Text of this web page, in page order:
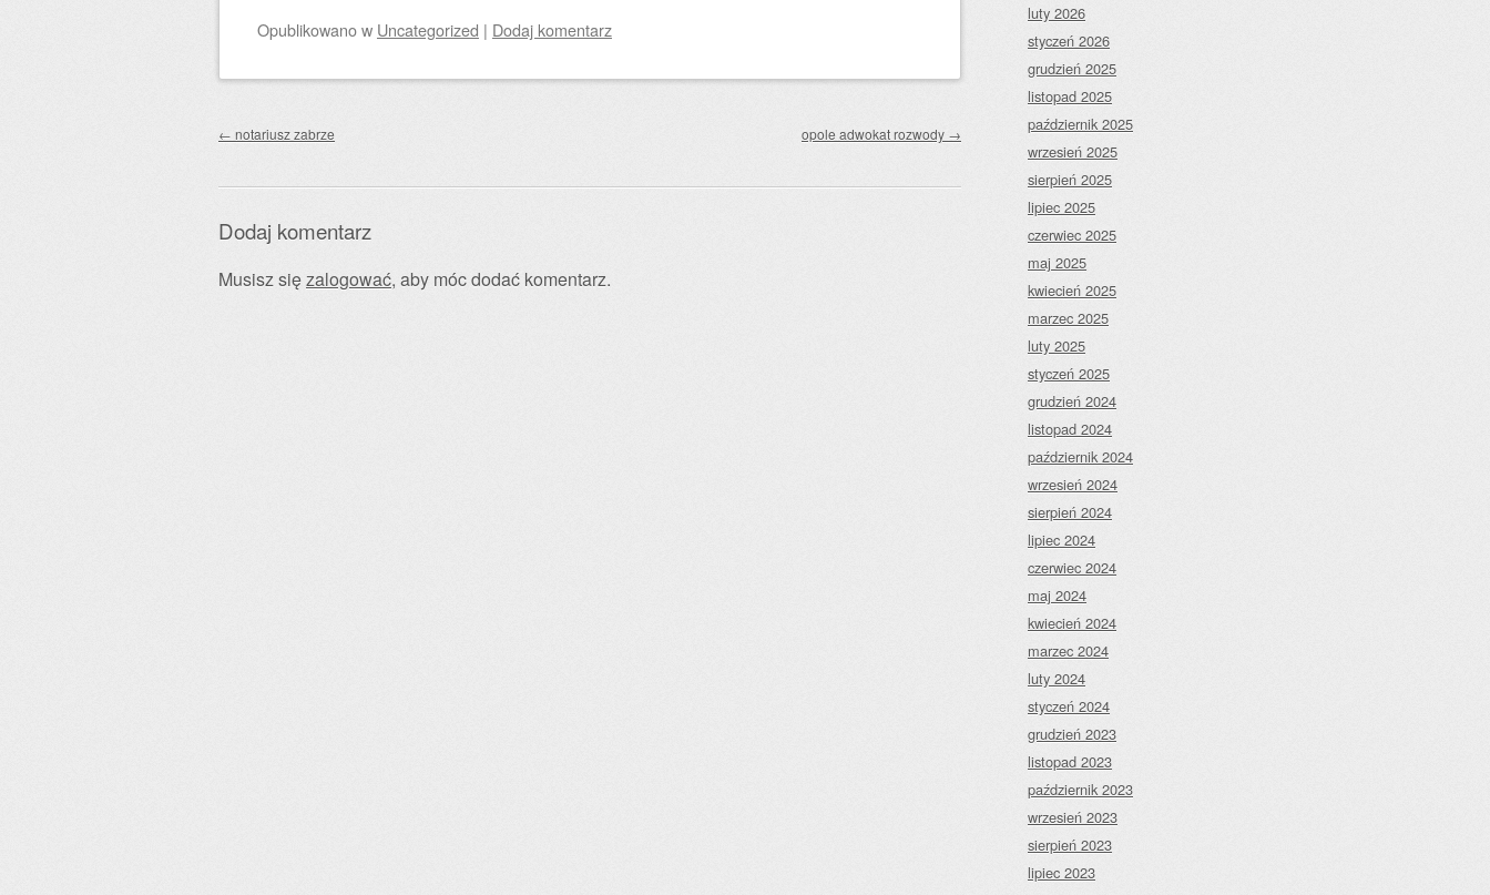
Opublikowanow Uncategorized | Dodaj komentarz
Zobacz wpisy
← notariusz zabrze opole adwokat rozwody →
Dodaj komentarz
Musisz sięzalogować, aby móc dodać komentarz.
luty 2026
styczeń 2026
grudzień 2025
listopad 2025
październik 2025
wrzesień 2025
sierpień 2025
lipiec 2025
czerwiec 2025
maj 2025
kwiecień 2025
marzec 2025
luty 2025
styczeń 2025
grudzień 2024
listopad 2024
październik 2024
wrzesień 2024
sierpień 2024
lipiec 2024
czerwiec 2024
maj 2024
kwiecień 2024
marzec 2024
luty 2024
styczeń 2024
grudzień 2023
listopad 2023
październik 2023
wrzesień 2023
sierpień 2023
lipiec 2023